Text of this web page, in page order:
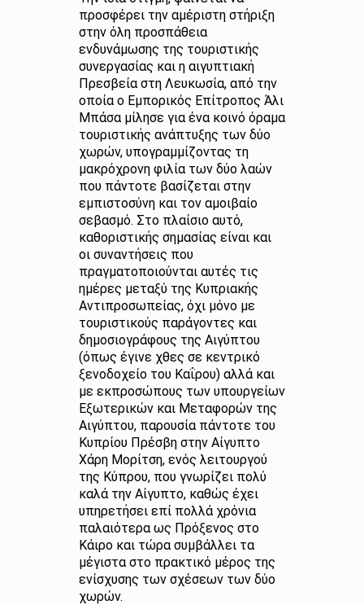
προσφέρει την αμέριστη στήριξη
στην όλη προσπάθεια
ενδυνάμωσης της τουριστικής
συνεργασίας και η αιγυπτιακή
Πρεσβεία στη Λευκωσία, από την
οποία ο Εμπορικός Επίτροπος Άλι
Μπάσα μίλησε για ένα κοινό όραμα
τουριστικής ανάπτυξης των δύο
χωρών, υπογραμμίζοντας τη
μακρόχρονη φιλία των δύο λαών
που πάντοτε βασίζεται στην
εμπιστοσύνη και τον αμοιβαίο
σεβασμό. Στο πλαίσιο αυτό,
καθοριστικής σημασίας είναι και
οι συναντήσεις που
πραγματοποιούνται αυτές τις
ημέρες μεταξύ της Κυπριακής
Αντιπροσωπείας, όχι μόνο με
τουριστικούς παράγοντες και
δημοσιογράφους της Αιγύπτου
(όπως έγινε χθες σε κεντρικό
ξενοδοχείο του Καΐρου) αλλά και
με εκπροσώπους των υπουργείων
Εξωτερικών και Μεταφορών της
Αιγύπτου, παρουσία πάντοτε του
Κυπρίου Πρέσβη στην Αίγυπτο
Χάρη Μορίτση, ενός λειτουργού
της Κύπρου, που γνωρίζει πολύ
καλά την Αίγυπτο, καθώς έχει
υπηρετήσει επί πολλά χρόνια
παλαιότερα ως Πρόξενος στο
Κάιρο και τώρα συμβάλλει τα
μέγιστα στο πρακτικό μέρος της
ενίσχυσης των σχέσεων των δύο
χωρών.